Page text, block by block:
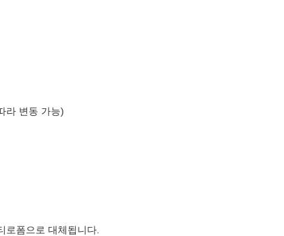
라 변동 가능)
로폼으로 대체됩니다.